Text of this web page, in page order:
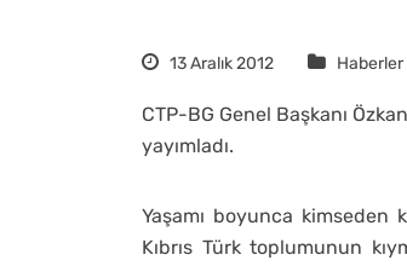
13 Aralık 2012 Haberler
CTP-BG Genel Başkanı
yayımladı.
Yaşamı boyunca kimseden
Kıbrıs Türk toplumunun